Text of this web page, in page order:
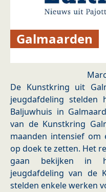
Galmaarden
De Kunstkring uit
jeugdafdeling
Baljuwhuis in
van de Kunstkring
maanden intensief om
op doek te zetten. Het
gaan bekijken in
jeugdafdeling van de
stelden enkele werken